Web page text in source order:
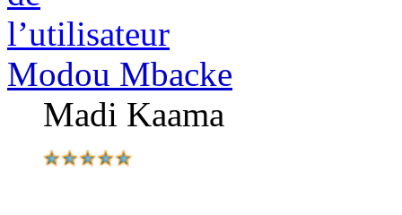
Modou Mbacke
Madi Kaama